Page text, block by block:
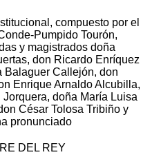
compuesto por el
Pumpido Tourón,
y magistrados doña
don Ricardo Enríquez
Balaguer Callejón, don
Enrique Arnaldo Alcubilla,
doña María Luisa
César Tolosa Tribiño y
pronunciado
DEL REY